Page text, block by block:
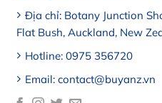
Địa chỉ: Botany Junction
Flat Bush, Auckland, New
Hotline: 0975 356720
Email: contact@buyanz.vn